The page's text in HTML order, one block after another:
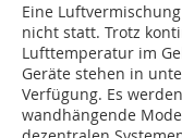
Eine
nicht statt. Trotz
Lufttemperatur im
Geräte stehen in
Verfügung. Es
wandhängende